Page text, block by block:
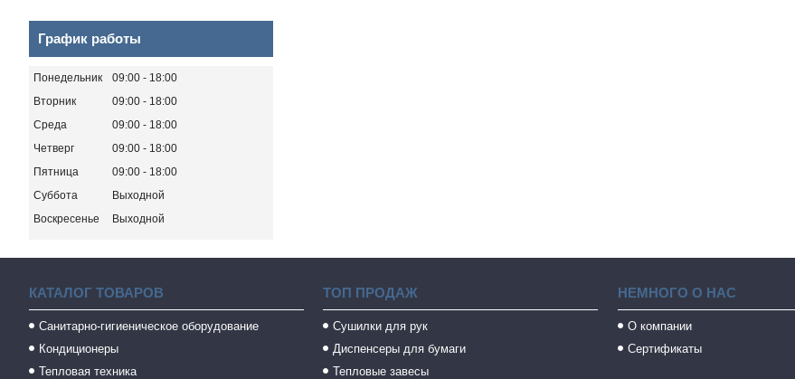
График работы
Понедельник 09:00
18:00
Вторник
09:00
18:00
Среда
09:00
18:00
Четверг
09:00
18:00
Пятница
09:00
18:00
Суббота
Выходной
Воскресенье
Выходной
КАТАЛОГ ТОВАРОВ
Санитарно-гигиеническое оборудование
Кондиционеры
Тепловая техника
ТОП ПРОДАЖ
Сушилки для рук
Диспенсеры для бумаги
Тепловые завесы
НЕМНОГО О НАС
О компании
Сертификаты